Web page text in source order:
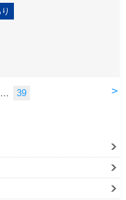
>
… 39